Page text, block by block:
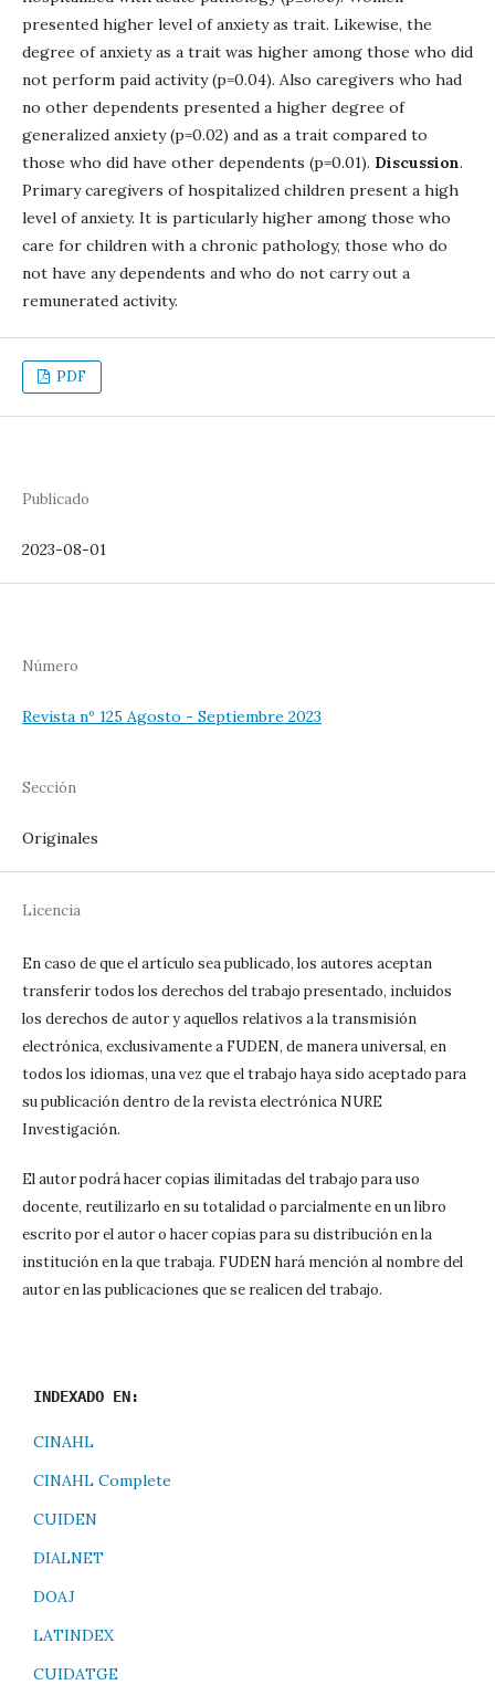
presented higher level of anxiety as trait. Likewise, the
degree of anxiety as a trait was higher among those who did
not perform paid activity (p=0.04). Also caregivers who had
no other dependents presented a higher degree of
generalized anxiety (p=0.02) and as a trait compared to
those who did have other dependents (p=0.01). Discussion.
Primary caregivers of hospitalized children present a high
level of anxiety. It is particularly higher among those who
care for children with a chronic pathology, those who do
not have any dependents and who do not carry out a
remunerated activity.
PDF
Publicado
2023-08-01
Número
Revista nº 125 Agosto - Septiembre 2023
Sección
Originales
Licencia
En caso de que el artículo sea publicado, los autores aceptan
transferir todos los derechos del trabajo presentado, incluidos
los derechos de autor y aquellos relativos a la transmisión
electrónica, exclusivamente a FUDEN, de manera universal, en
todos los idiomas, una vez que el trabajo haya sido aceptado para
su publicación dentro de la revista electrónica NURE
Investigación.
El autor podrá hacer copias ilimitadas del trabajo para uso
docente, reutilizarlo en su totalidad o parcialmente en un libro
escrito por el autor o hacer copias para su distribución en la
institución en la que trabaja. FUDEN hará mención al nombre del
autor en las publicaciones que se realicen del trabajo.
INDEXADO EN:
CINAHL
CINAHL Complete
CUIDEN
DIALNET
DOAJ
LATINDEX
CUIDATGE